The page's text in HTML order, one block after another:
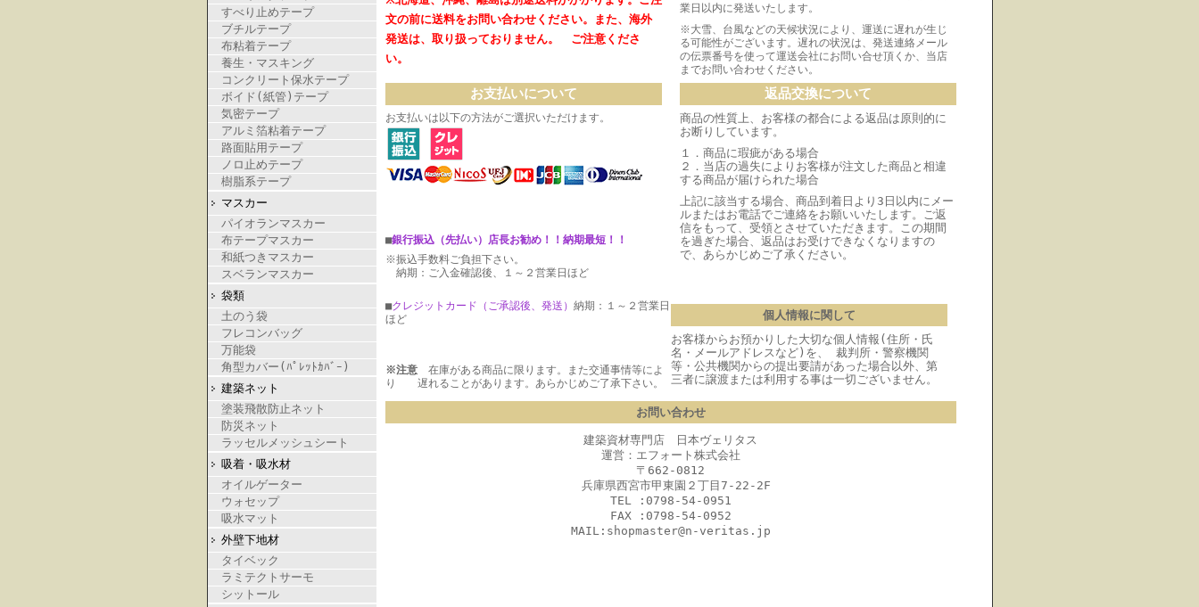
すべり止めテープ
ブチルテープ
布粘着テープ
養生・マスキング
コンクリート保水テープ
ボイド(紙管)テープ
気密テープ
アルミ箔粘着テープ
路面貼用テープ
ノロ止めテープ
樹脂系テープ
マスカー
パイオランマスカー
布テープマスカー
和紙つきマスカー
スベランマスカー
袋類
土のう袋
フレコンバッグ
万能袋
角型カバー(ﾊﾟﾚｯﾄｶﾊﾞｰ)
建築ネット
塗装飛散防止ネット
防災ネット
ラッセルメッシュシート
吸着・吸水材
オイルゲーター
ウォセップ
吸水マット
外壁下地材
タイベック
ラミテクトサーモ
シットール
文の前に送料をお問い合わせください。
また、海外
発送は、取り扱っておりません。 ご注意くださ
い。
業日以内に発送いたします。
※大雪、台風などの天候状況により、運送に遅れが生じ
る可能性がございます。遅れの状況は、発送連絡メール
の伝票番号を使って運送会社にお問い合せ頂くか、当店
までお問い合わせください。
お支払いについて
お支払いは以下の方法がご選択いただけます。
■銀行振込（先払い）店長お勧め！！納期最短！！
※振込手数料ご負担下さい。
納期：ご入金確認後、１～２営業日ほど
■クレジットカード（ご承認後、発送 ） 納期：１～２営業日
ほど
※注意在庫がある商品に限ります。また交通事情等によ
り 遅れることがあります。あらかじめご了承下さい。
返品交換について
商品の性質上、お客様の都合による返品は原則的に
お断りしています。
１．商品に瑕疵がある場合
２．当店の過失によりお客様が注文した商品と相違
する商品が届けられた場合
上記に該当する場合、商品到着日より3日以内にメー
ルまたはお電話でご連絡をお願いいたします。ご返
信をもって、受領とさせていただきます。この期間
を過ぎた場合、返品はお受けできなくなりますの
で、あらかじめご了承ください。
個人情報に関して
お客様からお預かりした大切な個人情報(住所・氏
名・メールアドレスなど)を、 裁判所・警察機関
等・公共機関からの提出要請があった場合以外、第
三者に譲渡または利用する事は一切ございません。
お問い合わせ
建築資材専門店 日本ヴェリタス
運営：エフォート株式会社
〒662-0812
兵庫県西宮市甲東園２丁目7-22-2F
TEL :0798-54-0951
FAX :0798-54-0952
MAIL:shopmaster@n-veritas.jp